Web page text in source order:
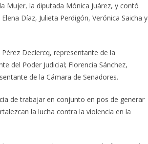
Mujer, la diputada Mónica Juárez, y contó
Díaz, Julieta Perdigón, Verónica Saicha y
Declercq, representante de la
del Poder Judicial; Florencia Sánchez,
de la Cámara de Senadores.
de trabajar en conjunto en pos de generar
la lucha contra la violencia en la